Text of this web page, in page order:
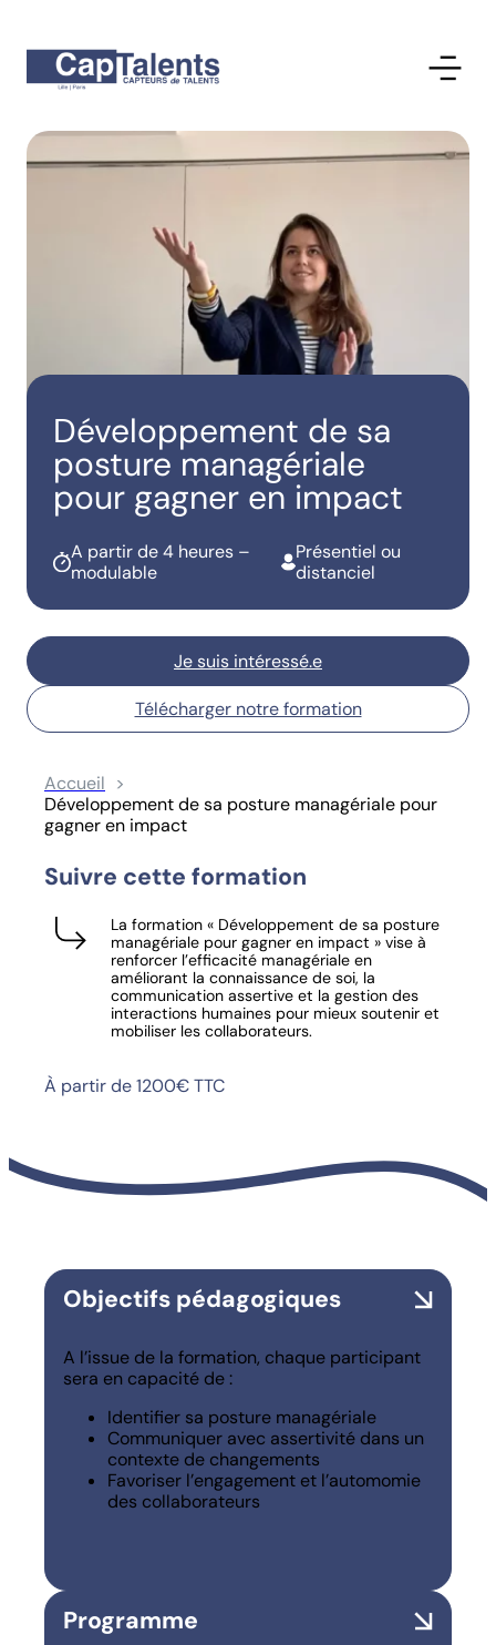
Développement de sa
posture managériale
pour gagner en impact
A partir de 4 heures –
modulable
Présentiel ou
distanciel
Je suis intéressé.e
Télécharger notre formation
Accueil
Développement de sa posture managériale pour
gagner en impact
Suivre cette formation
La formation « Développement de sa posture
managériale pour gagner en impact » vise à
renforcer l’efficacité managériale en
améliorant la connaissance de soi, la
communication assertive et la gestion des
interactions humaines pour mieux soutenir et
mobiliser les collaborateurs.
À partir de 1200€ TTC
Objectifs pédagogiques
A l’issue de la formation, chaque participant
sera en capacité de :
Identifier sa posture managériale
Communiquer avec assertivité dans un
contexte de changements
Favoriser l’engagement et l’automomie
des collaborateurs
Programme